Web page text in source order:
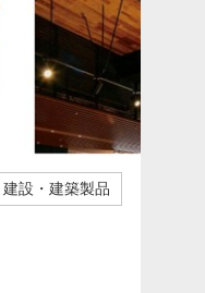
建設・建築製品